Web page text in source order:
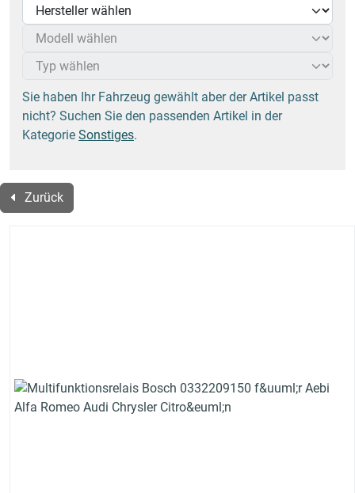
Sie haben Ihr Fahrzeug gewählt aber der Artikel passt
nicht? Suchen Sie den passenden Artikel in der
Kategorie Sonstiges.
Zurück